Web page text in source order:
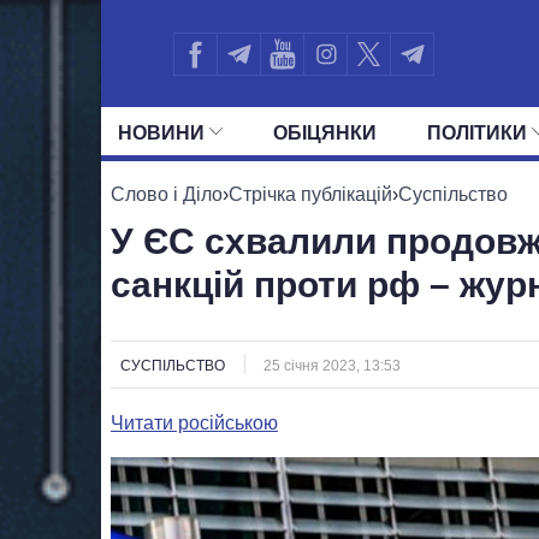
НОВИНИ ОБIЦЯНКИ ПОЛIТИКИ
УСІ ПОЛІТИКИ ПРЕЗИДЕНТ І ОФІС
Слово і Діло›Стрічка публікацій›Суспільство
У ЄС схвалили
санкцій проти рф –
СУСПІЛЬСТВО 25 січня 2023, 13:53
Читати російською